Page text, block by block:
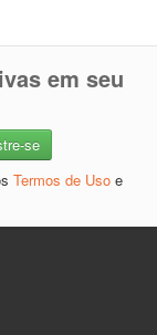
em seu
Termos de Uso e